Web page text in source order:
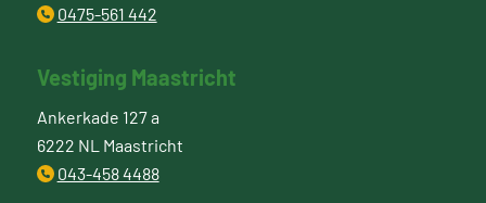
0475-561 442
Vestiging Maastricht
Ankerkade 127 a
6222 NL Maastricht
043-458 4488